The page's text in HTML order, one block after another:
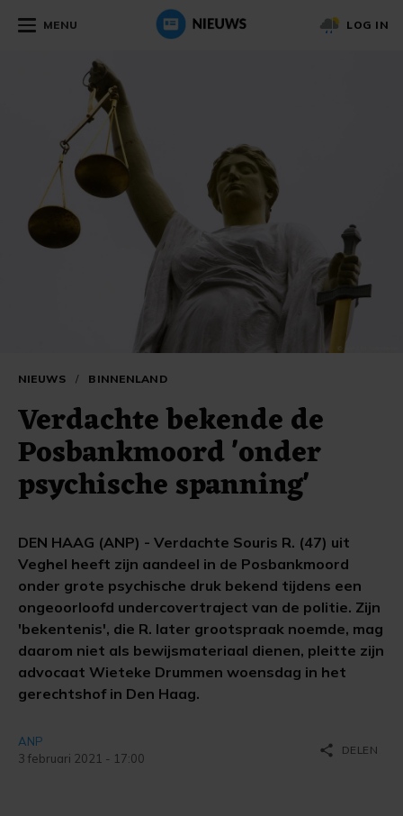
MENU LOG IN
NIEUWS / BINNENLAND
Verdachte bekende de
Posbankmoord 'onder
psychische spanning'
DEN HAAG (ANP) - Verdachte Souris R. (47) uit
Veghel heeft zijn aandeel in de Posbankmoord
onder grote psychische druk bekend tijdens een
ongeoorloofd undercovertraject van de politie. Zijn
'bekentenis', die R. later grootspraak noemde, mag
daarom niet als bewijsmateriaal dienen, pleitte zijn
advocaat Wieteke Drummen woensdag in het
gerechtshof in Den Haag.
ANP
3 februari 2021 - 17:00
share DELEN